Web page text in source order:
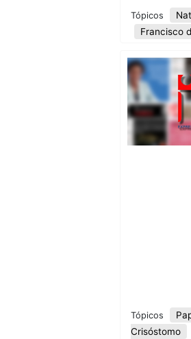
Tópicos
Francisco
Tópicos
Crisóstomo